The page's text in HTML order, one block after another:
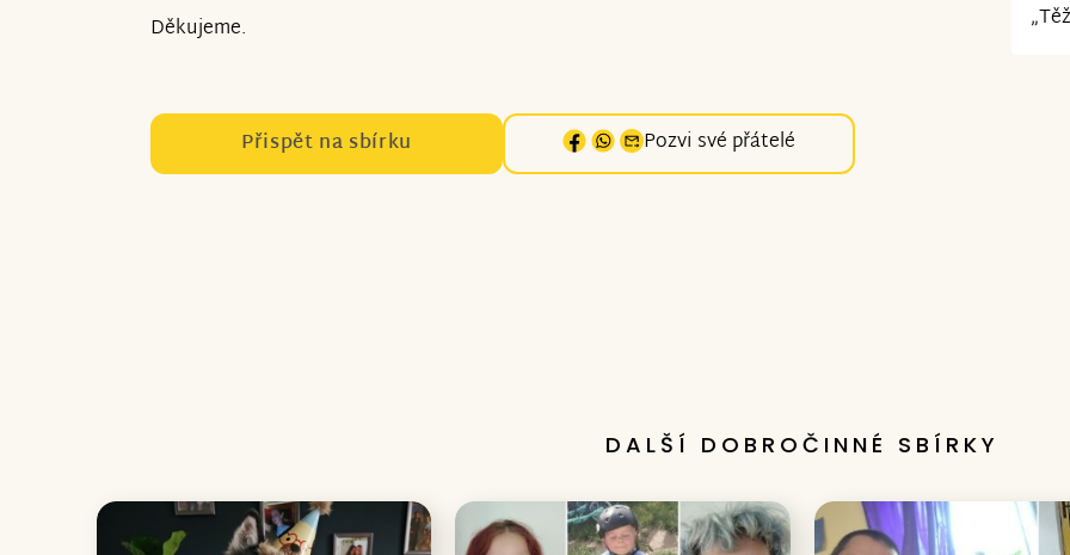
Děkujeme.
Přispět na sbírku Pozvi své přátelé
DALŠÍ DOBROČINNÉ SBÍRKY